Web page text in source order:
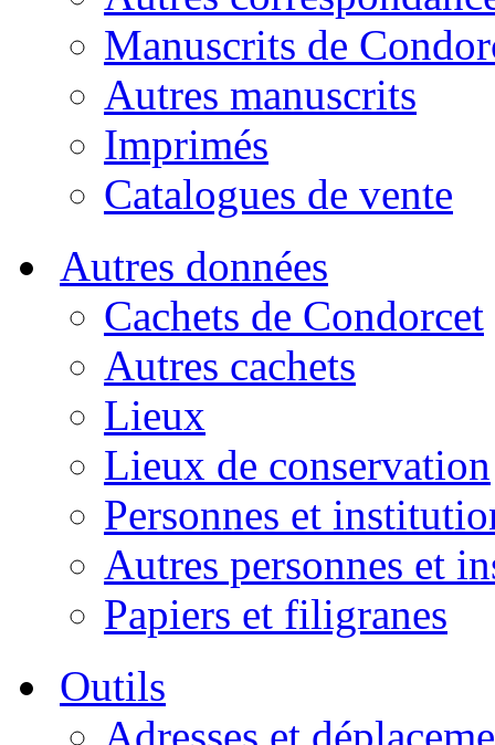
Manuscrits de
Autres manuscrits
Imprimés
Catalogues de vente
Autres données
Cachets de Condorcet
Autres cachets
Lieux
Lieux de conservation
Personnes et
Autres personnes et
Papiers et filigranes
Outils